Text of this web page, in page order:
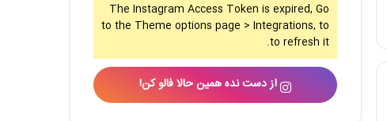
The Instagram Access Token is expired, Go
to the Theme options page > Integrations, to
to refresh it.
از دست نده همین حالا فالو کن!